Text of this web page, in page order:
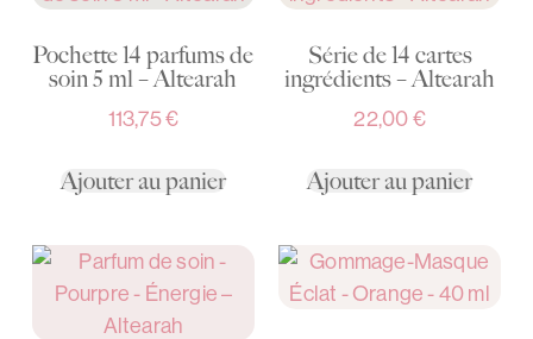
Pochette 14 parfums de
soin 5 ml – Altearah
113,75€
Ajouter au panier
Série de 14 cartes
ingrédients – Altearah
22,00€
Ajouter au panier